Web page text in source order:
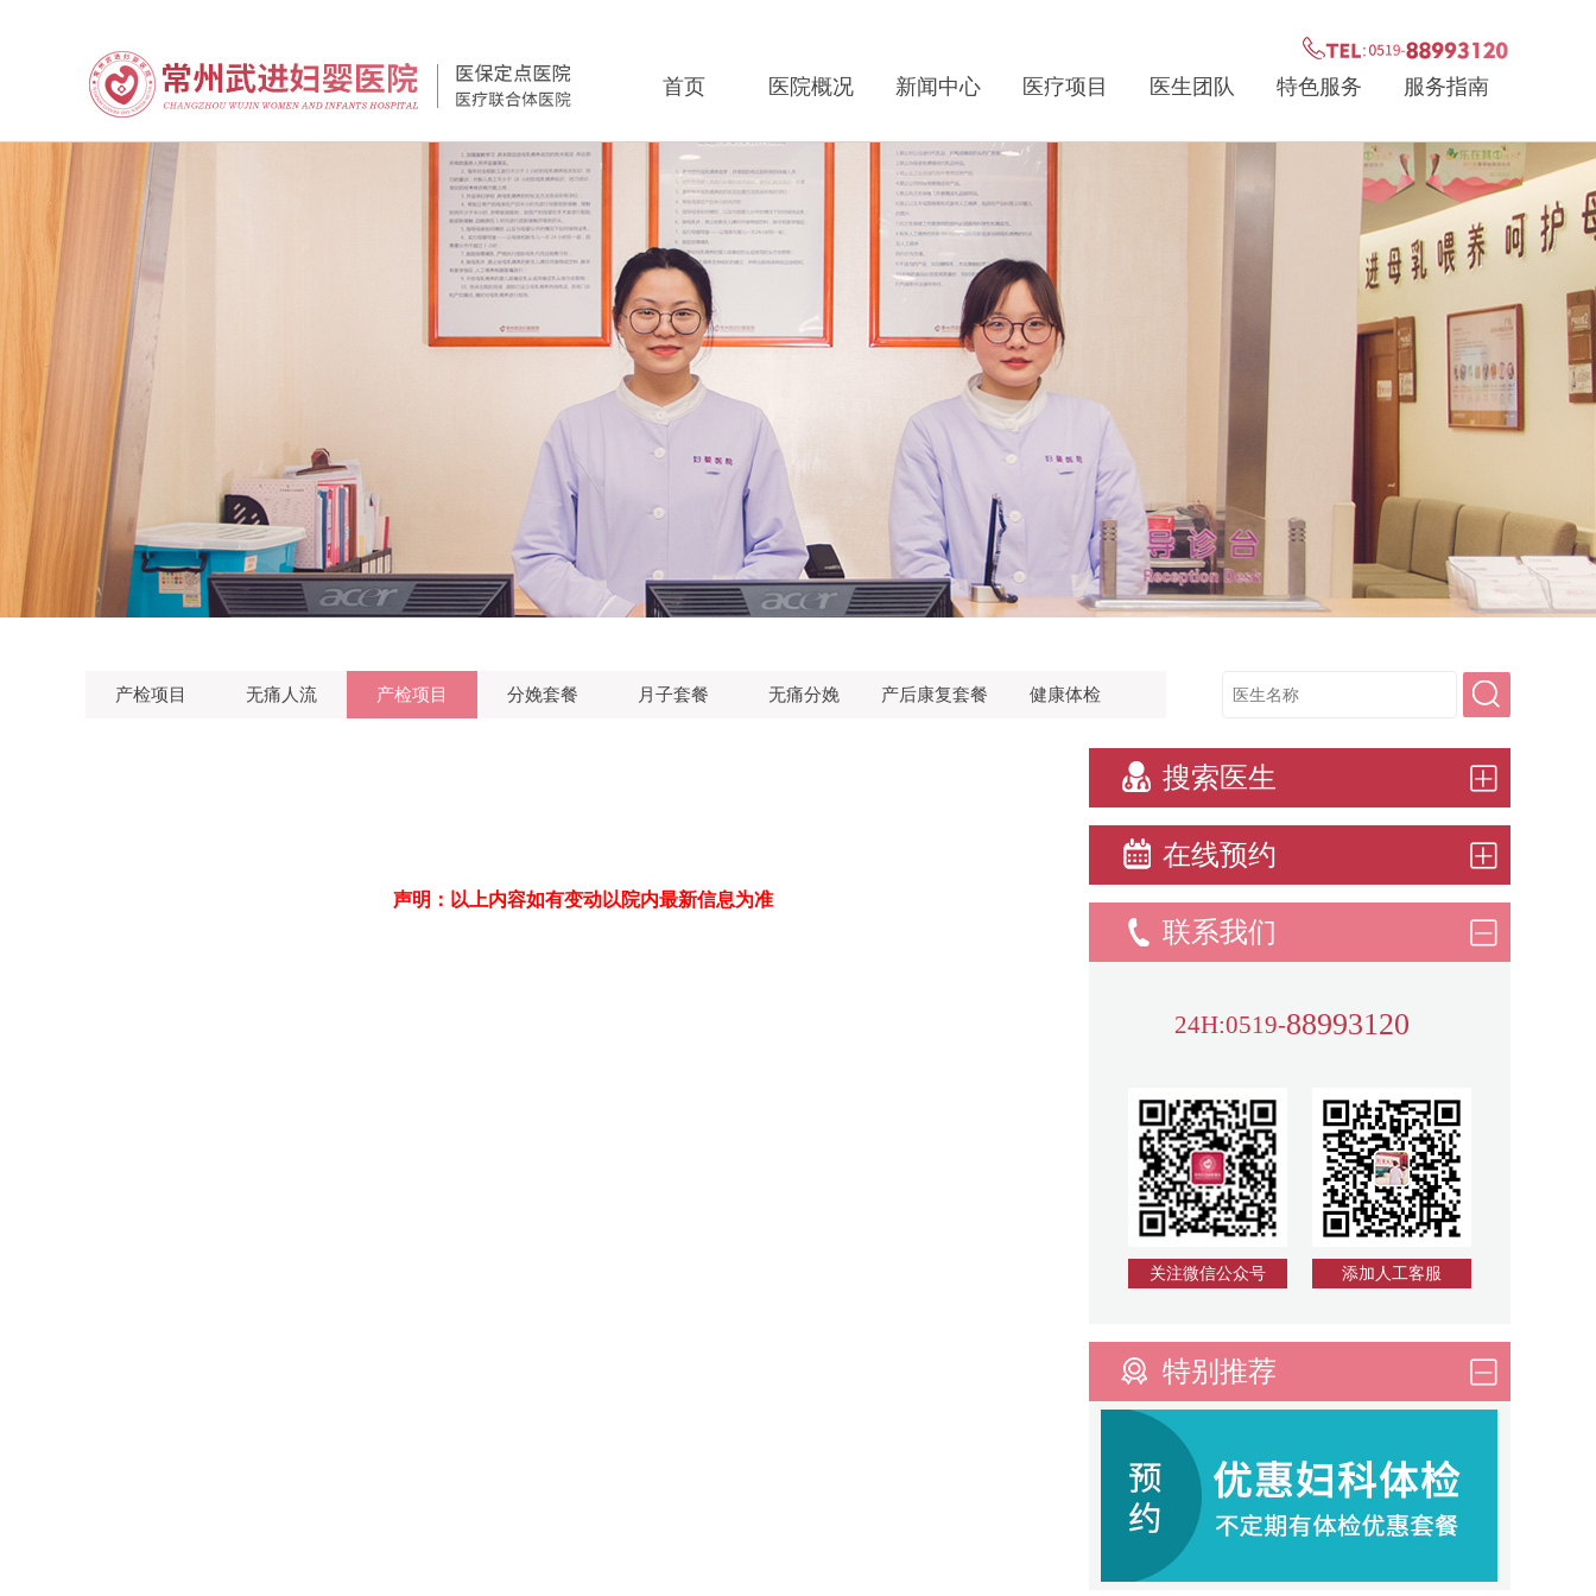
首页 医院概况 新闻中心 医疗项目 医生团队 特色服务 服务指南
产检项目 无痛人流 产检项目 分娩套餐 月子套餐 无痛分娩 产后康复套餐 健康体检
声明：以上内容如有变动以院内最新信息为准
搜索医生
在线预约
联系我们
24H:0519-88993120
关注微信公众号 添加人工客服
特别推荐